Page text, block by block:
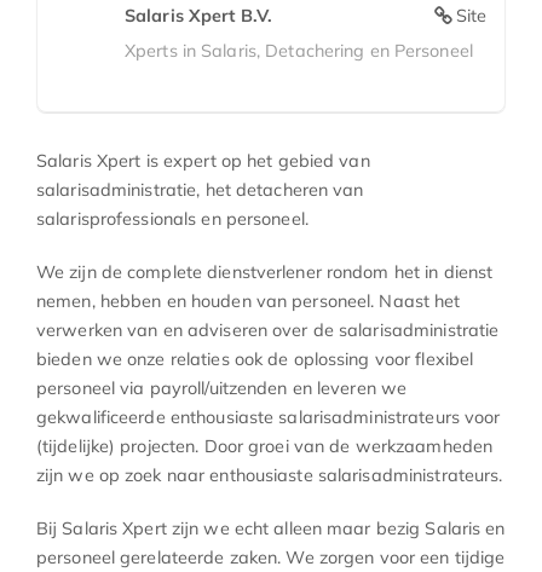
Site
Salaris Xpert B.V.
Xperts in Salaris, Detachering en Personeel
Salaris Xpert is expert op het gebied van
salarisadministratie, het detacheren van
salarisprofessionals en personeel.
We zijn de complete dienstverlener rondom het in dienst
nemen, hebben en houden van personeel. Naast het
verwerken van en adviseren over de salarisadministratie
bieden we onze relaties ook de oplossing voor flexibel
personeel via payroll/uitzenden en leveren we
gekwalificeerde enthousiaste salarisadministrateurs voor
(tijdelijke) projecten. Door groei van de werkzaamheden
zijn we op zoek naar enthousiaste salarisadministrateurs.
Bij Salaris Xpert zijn we echt alleen maar bezig Salaris en
personeel gerelateerde zaken. We zorgen voor een tijdige